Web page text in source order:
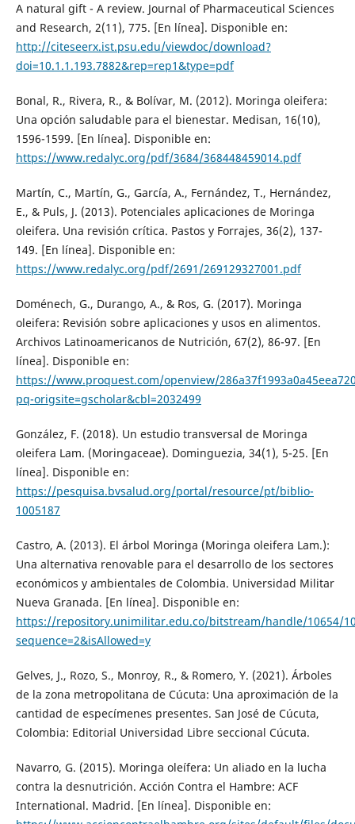
A natural gift - A review. Journal of Pharmaceutical Sciences
and Research, 2(11), 775. [En línea]. Disponible en:
http://citeseerx.ist.psu.edu/viewdoc/download?
doi=10.1.1.193.7882&rep=rep1&type=pdf
Bonal, R., Rivera, R., & Bolívar, M. (2012). Moringa oleifera:
Una opción saludable para el bienestar. Medisan, 16(10),
1596-1599. [En línea]. Disponible en:
https://www.redalyc.org/pdf/3684/368448459014.pdf
Martín, C., Martín, G., García, A., Fernández, T., Hernández,
E., & Puls, J. (2013). Potenciales aplicaciones de Moringa
oleifera. Una revisión crítica. Pastos y Forrajes, 36(2), 137-
149. [En línea]. Disponible en:
https://www.redalyc.org/pdf/2691/269129327001.pdf
Doménech, G., Durango, A., & Ros, G. (2017). Moringa
oleifera: Revisión sobre aplicaciones y usos en alimentos.
Archivos Latinoamericanos de Nutrición, 67(2), 86-97. [En
línea]. Disponible en:
https://www.proquest.com/openview/
pq-origsite=gscholar&cbl=2032499
González, F. (2018). Un estudio transversal de Moringa
oleifera Lam. (Moringaceae). Dominguezia, 34(1), 5-25. [En
línea]. Disponible en:
https://pesquisa.bvsalud.org/portal/resource/pt/biblio-
1005187
Castro, A. (2013). El árbol Moringa (Moringa oleifera Lam.):
Una alternativa renovable para el desarrollo de los sectores
económicos y ambientales de Colombia. Universidad Militar
Nueva Granada. [En línea]. Disponible en:
https://repository.unimilitar.edu.co/bitstream/handle/10654/
sequence=2&isAllowed=y
Gelves, J., Rozo, S., Monroy, R., & Romero, Y. (2021). Árboles
de la zona metropolitana de Cúcuta: Una aproximación de la
cantidad de especímenes presentes. San José de Cúcuta,
Colombia: Editorial Universidad Libre seccional Cúcuta.
Navarro, G. (2015). Moringa oleífera: Un aliado en la lucha
contra la desnutrición. Acción Contra el Hambre: ACF
International. Madrid. [En línea]. Disponible en: